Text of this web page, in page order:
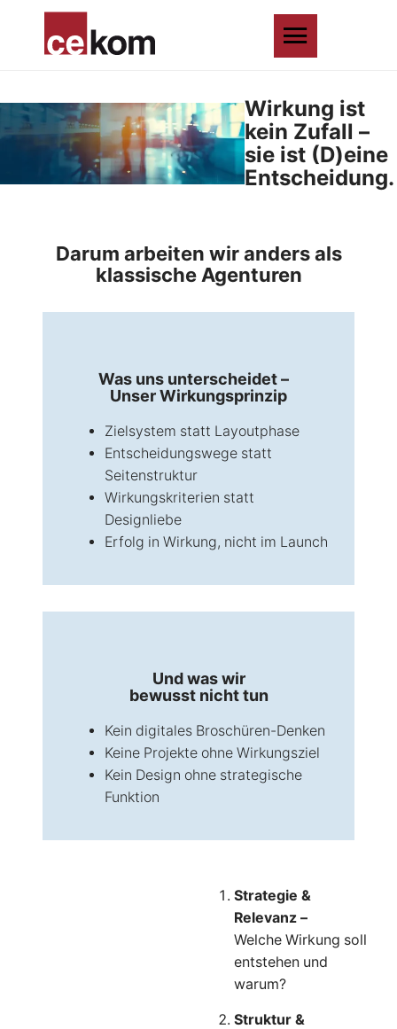
Wirkung ist
kein Zufall –
sie ist (D)eine
Entscheidung.
Darum arbeiten wir anders als
klassische Agenturen
Was uns unterscheidet –
Unser Wirkungsprinzip
Zielsystem statt Layoutphase
Entscheidungswege statt
Seitenstruktur
Wirkungskriterien statt
Designliebe
Erfolg in Wirkung, nicht im Launch
Und was wir
bewusst nicht tun
Kein digitales Broschüren-Denken
Keine Projekte ohne Wirkungsziel
Kein Design ohne strategische
Funktion
Strategie &
Relevanz –
Welche Wirkung soll
entstehen und
warum?
Struktur &